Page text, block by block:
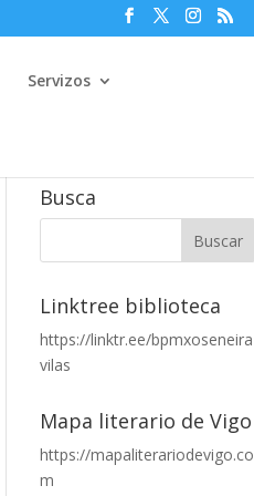
Servizos
Busca
Linktree biblioteca
https://linktr.ee/bpmxoseneira
vilas
Mapa literario de Vigo
https://mapaliterariodevigo.co
m